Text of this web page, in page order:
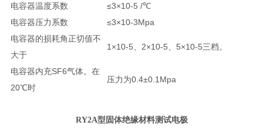
电容器温度系数
≤3×10-5 /℃
电容器压力系数
≤3×10-3Mpa
电容器的损耗角正切值不
大于
1×10-5、2×10-5、5×10-5三档。
电容器内充SF6气体。在
20℃时
压力为0.4±0.1Mpa
RY2A型固体绝缘材料测试电极